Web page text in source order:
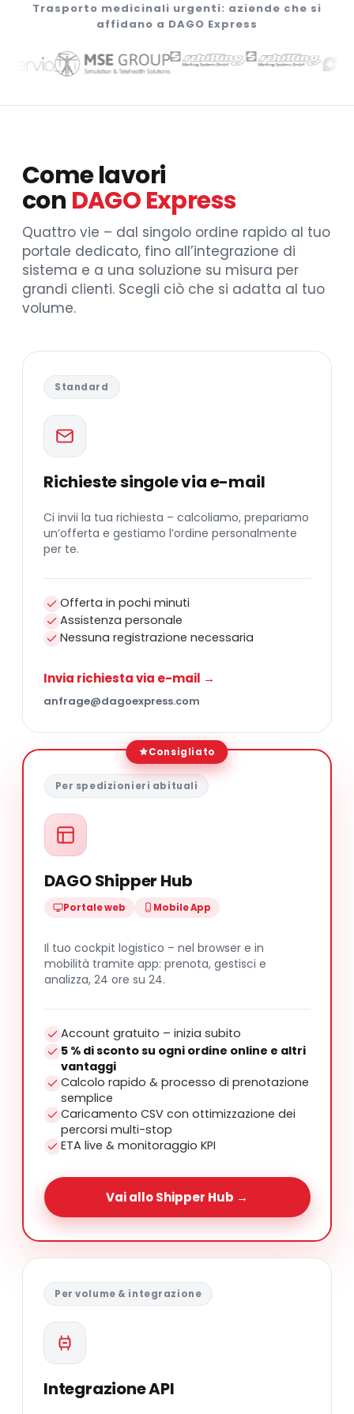
Trasporto medicinali urgenti: aziende che si
affidano a DAGO Express
Come lavori
con DAGO Express
Quattro vie – dal singolo ordine rapido al tuo
portale dedicato, fino all’integrazione di
sistema e a una soluzione su misura per
grandi clienti. Scegli ciò che si adatta al tuo
volume.
Standard
Richieste singole via e-mail
Ci invii la tua richiesta – calcoliamo, prepariamo
un’offerta e gestiamo l’ordine personalmente
per te.
Offerta in pochi minuti
Assistenza personale
Nessuna registrazione necessaria
Invia richiesta via e-mail →
anfrage@dagoexpress.com
Consigliato
Per spedizionieri abituali
DAGO Shipper Hub
Portale web Mobile App
Il tuo cockpit logistico – nel browser e in
mobilità tramite app: prenota, gestisci e
analizza, 24 ore su 24.
Account gratuito – inizia subito
5 % di sconto su ogni ordine online e altri
vantaggi
Calcolo rapido & processo di prenotazione
semplice
Caricamento CSV con ottimizzazione dei
percorsi multi-stop
ETA live & monitoraggio KPI
Vai allo Shipper Hub →
Per volume & integrazione
Integrazione API